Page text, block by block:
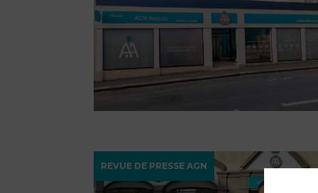
REVUE DE PRESSE AGN